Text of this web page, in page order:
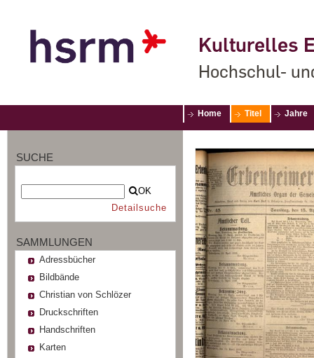
Kulturelles
Hochschul-
Home Titel Jahre
SUCHE
OK
Detailsuche
SAMMLUNGEN
Adressbücher
Bildbände
Christian von Schlözer
Druckschriften
Handschriften
Karten